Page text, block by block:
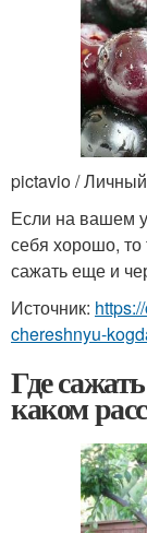
pictavio /
Если на вашем
себя хорошо, то
сажать еще и
Источник:
chereshnyu-
Где
каком